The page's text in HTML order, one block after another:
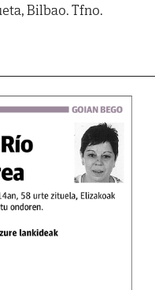
Bilbao. Tfno.